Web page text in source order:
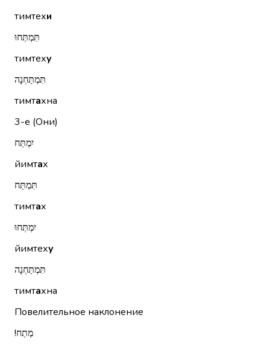
тимтехи
תִּמְתְּחוּ
тимтеху
תִּמְתַּחְנָה
тимтахна
3-е (Они)
יִמְתַּח
йимтах
תִּמְתַּח
тимтах
יִמְתְּחוּ
йимтеху
תִּמְתַּחְנָה
тимтахна
Повелительное наклонение
מְתַח!‏